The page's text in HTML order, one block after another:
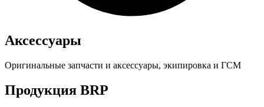
Аксессуары
Оригинальные запчасти и аксессуары, экипировка и ГСМ
Продукция BRP